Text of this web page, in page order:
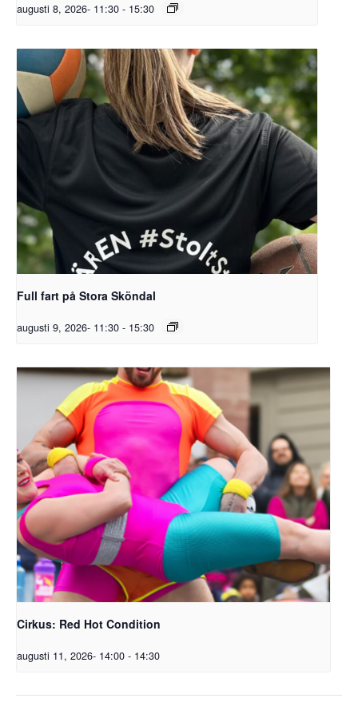
augusti 8, 2026- 11:30 - 15:30
Full fart på Stora Sköndal
augusti 9, 2026- 11:30 - 15:30
Cirkus: Red Hot Condition
augusti 11, 2026- 14:00 - 14:30